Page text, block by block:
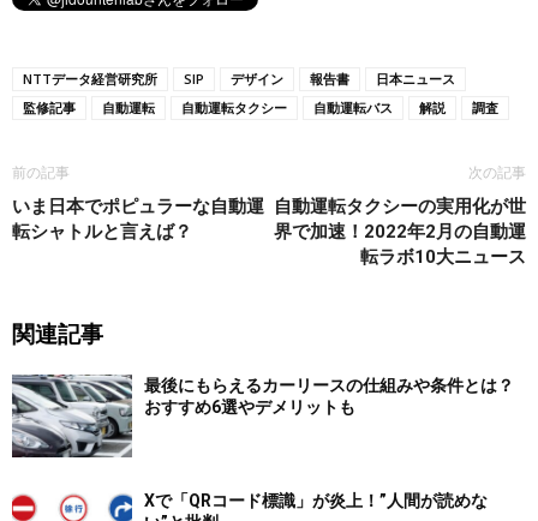
NTTデータ経営研究所 SIP デザイン 報告書
日本ニュース
監修記事
自動運転 自動運転タクシー 自動運転バス 解説 調査
前の記事
いま日本でポピュラーな自動運
転シャトルと言えば？
次の記事
自動運転タクシーの実用化が世
界で加速！2022年2月の自動運
転ラボ10大ニュース
関連記事
最後にもらえるカーリースの仕組みや条件とは？
おすすめ6選やデメリットも
Xで「QRコード標識」が炎上！”人間が読めな